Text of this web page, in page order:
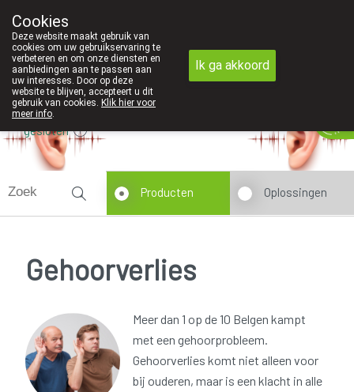
011/34 04 04
gesloten
Producten Oplossingen
Gehoorverlies
Meer dan 1 op de 10 Belgen kampt
met een gehoorprobleem.
Gehoorverlies komt niet alleen voor
bij ouderen, maar is een klacht in alle
Cookies
Deze website maakt gebruik van
cookies om uw gebruikservaring te
verbeteren en om onze diensten en
aanbiedingen aan te passen aan
uw interesses. Door op deze
website te blijven, accepteert u dit
gebruik van cookies. Klik hier voor
meer info.
Ik ga akkoord